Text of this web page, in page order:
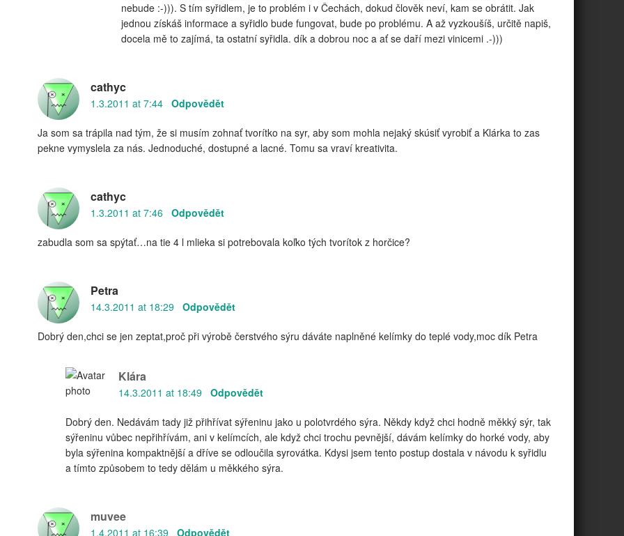
nebude :-))). S tím syřidlem, je to problém i v Čechách, dokud člověk neví, kam se obrátit. Jak
jednou získáš informace a syřidlo bude fungovat, bude po problému. A až vyzkoušíš, určitě napiš,
docela mě to zajímá, ta ostatní syřidla. dík a dobrou noc a ať se daří mezi vinicemi .-)))
cathyc
1.3.2011 at 7:44 Odpovědět
Ja som sa trápila nad tým, že si musím zohnať tvorítko na syr, aby som mohla nejaký skúsiť vyrobiť a Klárka to zas
pekne vymyslela za nás. Jednoduché, dostupné a lacné. Tomu sa vraví kreativita.
cathyc
1.3.2011 at 7:46 Odpovědět
zabudla som sa spýtať…na tie 4 l mlieka si potrebovala koľko tých tvorítok z horčice?
Petra
14.3.2011 at 18:29 Odpovědět
Dobrý den,chci se jen zeptat,proč při výrobě čerstvého sýru dáváte naplněné kelímky do teplé vody,moc dík Petra
Klára
14.3.2011 at 18:49 Odpovědět
Dobrý den. Nedávám tady již přihřívat sýřeninu jako u polotvrdého sýra. Někdy když chci hodně měkký sýr, tak
sýřeninu vůbec nepřihřívám, ani v kelímcích, ale když chci trochu pevnější, dávám kelímky do horké vody, aby
byla sýřenina kompaktnější a dříve se odloučila syrovátka. Kdysi jsem tento postup dostala v návodu k syřidlu
a tímto způsobem to tedy dělám u měkkého sýra.
muvee
1.4.2011 at 16:39 Odpovědět